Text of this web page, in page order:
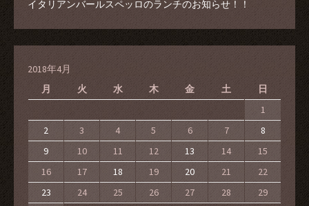
イタリアンバールスペッロのランチのお知らせ！！
2018年4月
月
火 水 木 金 土 日
1
2
3 4 5 6 7
8
9
10 11 12 13 14
15
16
17 18 19 20 21
22
23
24 25 26 27 28
29